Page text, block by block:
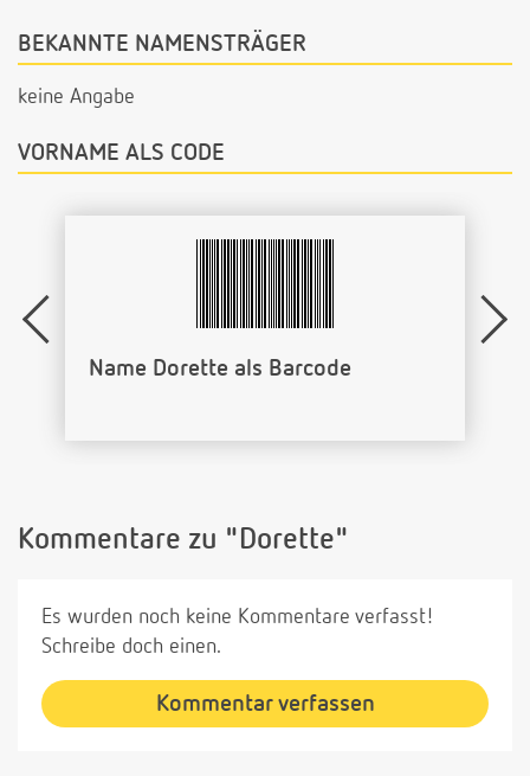
BEKANNTE NAMENSTRÄGER
keine Angabe
VORNAME ALS CODE
Name Dorette als Barcode
Kommentare zu "Dorette"
Es wurden noch keine Kommentare verfasst!
Schreibe doch einen.
Kommentar verfassen